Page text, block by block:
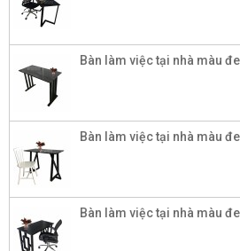
Bàn làm việc tại nhà màu
Bàn làm việc tại nhà màu
Bàn làm việc tại nhà màu